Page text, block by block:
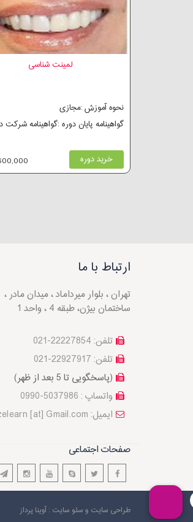
لمینت شناسی
نحوه آموزش :مجازی
گواهینامه پایان دوره :گواهینامه شرکت
خرید دوره 600,000
ارتباط با ما
تهران ، بلوار میرداماد ، میدان مادر ،
ساختمان بیژن، طبقه 4 ، واحد 1
تلفن: 22227854-021
تلفن: 22927917-021
(پاسخگویی تا 5 بعد از ظهر)
واتساپ : 5037986-0990
a2zelearn [at] Gmail.com :ایمیل
صفحات اجتماعی
طراحی سایت و سئو سایت : آوینا پرداز